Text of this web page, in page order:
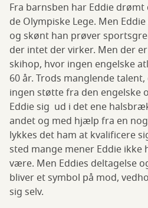
Fra barnsben har Eddie
de Olympiske Lege. Men
og skønt han prøver
der intet der virker. Men der
skihop, hvor ingen engelske
60 år. Trods manglende
ingen støtte fra den engelske
Eddie sig ud i det ene
andet og med hjælp fra en
lykkes det ham at kvalificere
sted mange mener Eddie ikke
være. Men Eddies deltagelse
bliver et symbol på mod,
sig selv.